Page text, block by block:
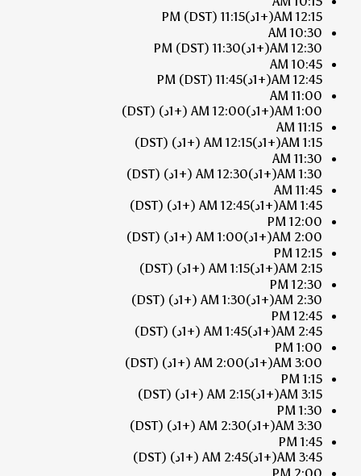
12:15 AM
(+1د) 11:15 PM
(DST)
10:30 AM
12:30 AM
(+1د) 11:30 PM
(DST)
10:45 AM
12:45 AM
(+1د) 11:45 PM
(DST)
11:00 AM
1:00 AM
(+1د) 12:00 AM (+1د)
(DST)
11:15 AM
1:15 AM
(+1د) 12:15 AM (+1د)
(DST)
11:30 AM
1:30 AM
(+1د) 12:30 AM (+1د)
(DST)
11:45 AM
1:45 AM
(+1د) 12:45 AM (+1د)
(DST)
12:00 PM
2:00 AM
(+1د) 1:00 AM (+1د)
(DST)
12:15 PM
2:15 AM
(+1د) 1:15 AM (+1د)
(DST)
12:30 PM
2:30 AM
(+1د) 1:30 AM (+1د)
(DST)
12:45 PM
2:45 AM
(+1د) 1:45 AM (+1د)
(DST)
1:00 PM
3:00 AM
(+1د) 2:00 AM (+1د)
(DST)
1:15 PM
3:15 AM
(+1د) 2:15 AM (+1د)
(DST)
1:30 PM
3:30 AM
(+1د) 2:30 AM (+1د)
(DST)
1:45 PM
3:45 AM
(+1د) 2:45 AM (+1د)
(DST)
2:00 PM